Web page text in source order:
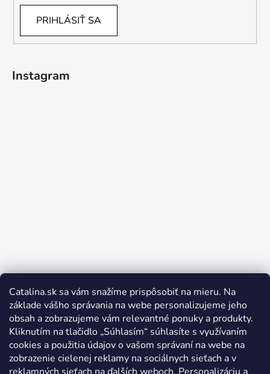
Catalina.sk sa vám snažíme prispôsobiť na mieru. Na
základe vášho správania na webe personalizujeme jeho
obsah a zobrazujeme vám relevantné ponuky a produkty.
Kliknutím na tlačidlo „Súhlasím“ súhlasíte s využívaním
cookies a použitia údajov o vašom správaní na webe na
zobrazenie cielenej reklamy na sociálnych sieťach a v
PRIHLÁSIŤ SA
Instagram
Sledovať na Instagrame